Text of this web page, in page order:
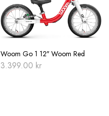
Woom Go 1 12″ Woom Red
3.399.00 kr